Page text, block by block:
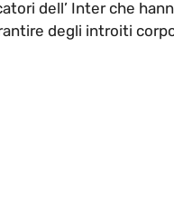
dell’ Inter che
degli introiti